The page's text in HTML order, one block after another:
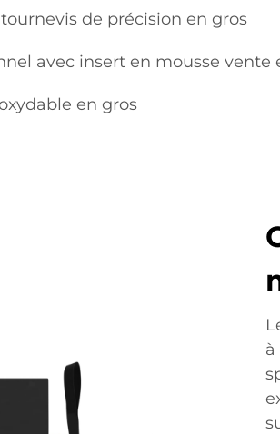
de précision en gros
avec insert en mousse vente
en gros